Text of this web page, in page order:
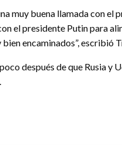
muy buena llamada con
el presidente Putin para
encaminados”, escribió
después de que Rusia